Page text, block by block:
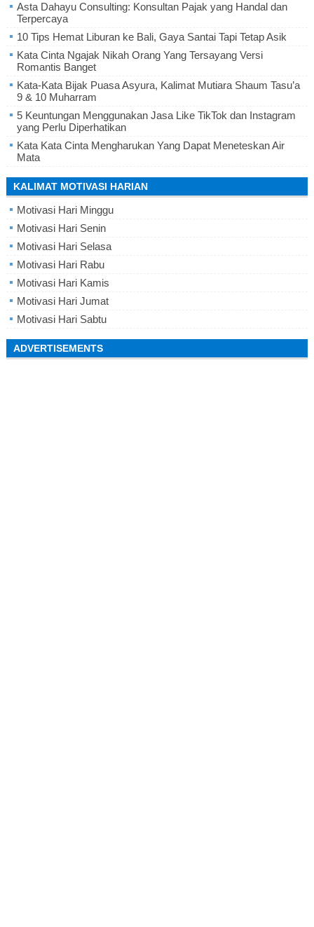
Asta Dahayu Consulting: Konsultan Pajak yang Handal dan
Terpercaya
10 Tips Hemat Liburan ke Bali, Gaya Santai Tapi Tetap Asik
Kata Cinta Ngajak Nikah Orang Yang Tersayang Versi
Romantis Banget
Kata-Kata Bijak Puasa Asyura, Kalimat Mutiara Shaum Tasu’a
9 & 10 Muharram
5 Keuntungan Menggunakan Jasa Like TikTok dan Instagram
yang Perlu Diperhatikan
Kata Kata Cinta Mengharukan Yang Dapat Meneteskan Air
Mata
KALIMAT MOTIVASI HARIAN
Motivasi Hari Minggu
Motivasi Hari Senin
Motivasi Hari Selasa
Motivasi Hari Rabu
Motivasi Hari Kamis
Motivasi Hari Jumat
Motivasi Hari Sabtu
ADVERTISEMENTS